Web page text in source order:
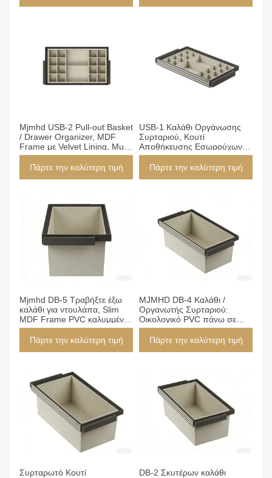
Mjmhd USB-2 Pull-out Basket
/ Drawer Organizer, MDF
Frame με Velvet Lining, Multi-
compartment Underwear &
Socks Drawer Insert,
Πάρτε την καλύτερη τιμή
USB-1 Καλάθι Οργάνωσης
Συρταριού, Κουτί
Αποθήκευσης Εσωρούχων &
Καλτσών με Πλαίσιο MDF &
Υφασμάτινη Επένδυση,
Πάρτε την καλύτερη τιμή
Mjmhd DB-5 Τραβήξτε έξω
καλάθι για ντουλάπα, Slim
MDF Frame PVC καλυμμένο
ανοιχτό οργανωτή,
964x485x270mm Εισάκτη
Πάρτε την καλύτερη τιμή
MJMHD DB-4 Καλάθι /
Οργανωτής Συρταριού:
Οικολογικό PVC πάνω σε
MDF Καλάθι Αποθήκευσης
Ντουλάπας, Ανοιχτός
Πάρτε την καλύτερη τιμή
Συρταρωτό Κουτί
DB-2 Σκυτέρων καλάθι